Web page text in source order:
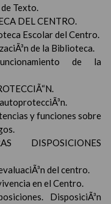
Texto.
DEL CENTRO.
Escolar del Centro.
de la Biblioteca.
de la
y funciones sobre
DISPOSICIONES
del centro.
en el Centro.
DisposiciÃ³n